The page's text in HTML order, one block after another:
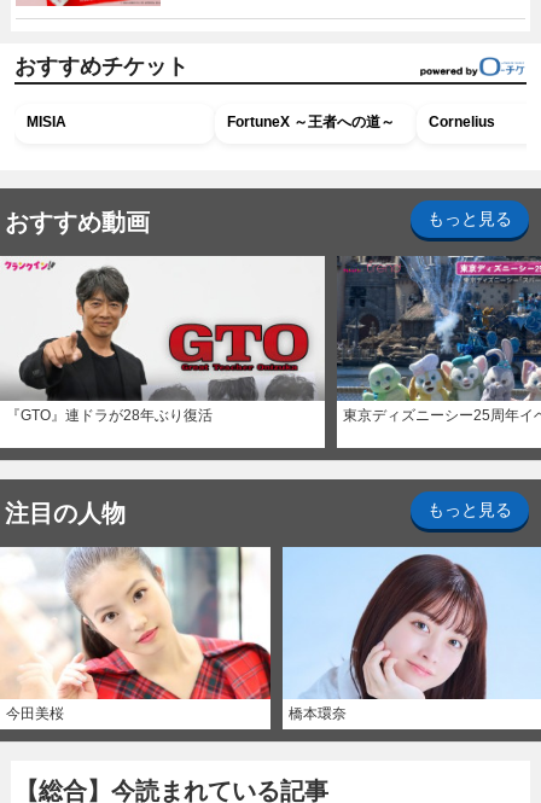
おすすめチケット
MISIA FortuneX ～王者への道～ Cornelius
おすすめ動画 もっと見る
『GTO』連ドラが28年ぶり復活 東京ディズニーシー25周年イ
注目の人物 もっと見る
今田美桜 橋本環奈
【総合】今読まれている記事